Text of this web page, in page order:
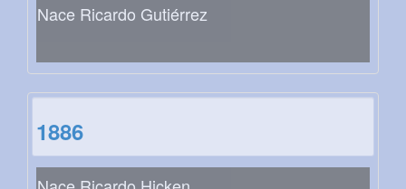
Nace Ricardo Gutiérrez
1886